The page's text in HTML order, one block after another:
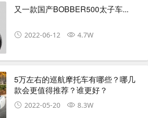
又一款国产BOBBER500太子车...
2022-06-12 4.7W
5万左右的巡航摩托车有哪些？哪几
款会更值得推荐？谁更好？
2022-05-20 8.3W